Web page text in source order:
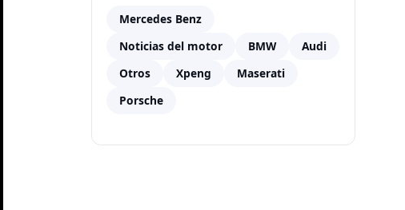
Mercedes Benz
Noticias del motor
BMW
Audi
Otros
Xpeng
Maserati
Porsche